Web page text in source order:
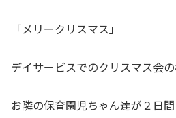
「メリークリスマス」
デイサービスでのクリスマス会の
お隣の保育園児ちゃん達が２日